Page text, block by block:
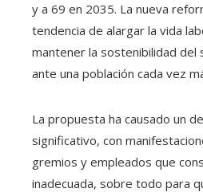
y a 69 en 2035. La nueva
tendencia de alargar la vida
mantener la sostenibilidad del
ante una población cada vez
La propuesta ha causado un
significativo, con
gremios y empleados que
inadecuada, sobre todo para